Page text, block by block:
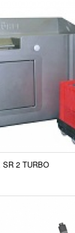
2 TURBO
специально
х шовных
для